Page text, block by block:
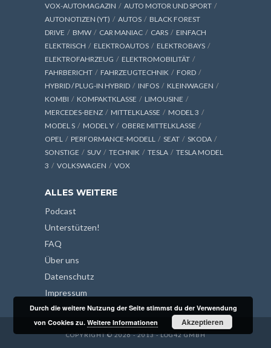
VOX-AUTOMAGAZIN
AUTO MOTOR UND SPORT
AUTONOTIZEN (YT)
AUTOS
BLACK FOREST
DRIVE
BMW CAR MANIAC CARS
EINFACH
ELEKTRISCH
ELEKTROAUTOS
ELEKTROBAYS
ELEKTROFAHRZEUG
ELEKTROMOBILITÄT
FAHRBERICHT
FAHRZEUGTECHNIK
FORD
HYBRID / PLUG-IN HYBRID
INFOS
KLEINWAGEN
KOMBI
KOMPAKTKLASSE
LIMOUSINE
MERCEDES-BENZ
MITTELKLASSE
MODEL 3
MODEL S
MODEL Y
OBERE MITTELKLASSE
OPEL
PERFORMANCE-MODELL SEAT
SKODA
SONSTIGE
SUV TECHNIK TESLA
TESLA MODEL
3
VOLKSWAGEN VOX
ALLES WEITERE
Podcast
Unterstützen!
FAQ
Über uns
Datenschutz
Impressum
COPYRIGHT © 2026 - 2013 - LOG42 GMBH
Durch die weitere Nutzung der Seite stimmst du der Verwendung
von Cookies zu.Weitere Informationen Akzeptieren